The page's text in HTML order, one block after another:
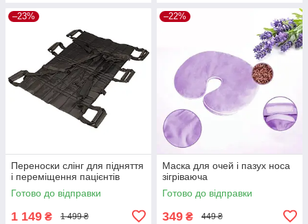
–23%
Переноски слінг для підняття
і переміщення пацієнтів
Готово до відправки
1 149 ₴ 1 499 ₴
–22%
Маска для очей і пазух носа
зігріваюча
Готово до відправки
349 ₴ 449 ₴